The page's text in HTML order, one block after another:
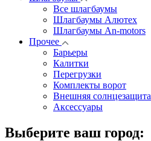
Все шлагбаумы
Шлагбаумы Алютех
Шлагбаумы An-motors
Прочее
Барьеры
Калитки
Перегрузки
Комплекты ворот
Внешняя солнцезащита
Аксессуары
Выберите ваш город: